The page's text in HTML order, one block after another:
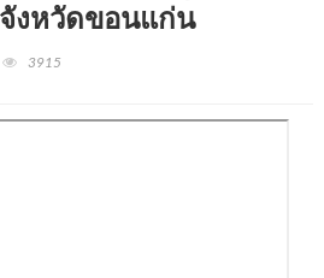
จังหวัดขอนแก่น
3915